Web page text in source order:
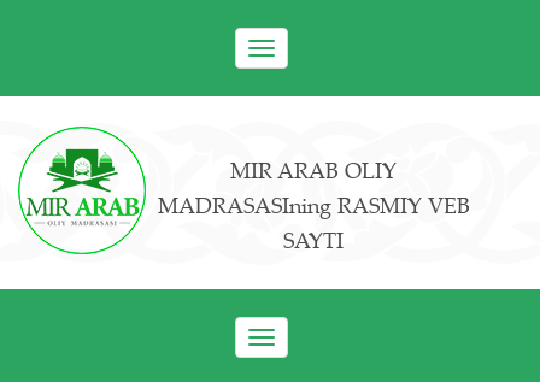
Toggle
navigation
MIR ARAB OLIY
MADRASASIning RASMIY VEB
SAYTI
Toggle
navigation